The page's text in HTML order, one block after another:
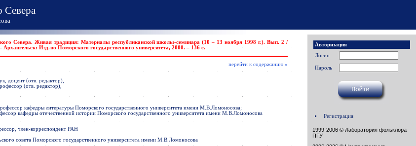
Севера
Севера. Живая традиция: Материалы республиканской школы-семинара (10 – 13 ноября 1998 г.). Вып. 2 /
Изд-во Поморского государственного университета, 2000. – 136 с.
перейти к содержанию »
доцент (отв. редактор),
(отв. редактор),
кафедры литературы Поморского государственного университета имени М.В.Ломоносова;
кафедры отечественной истории Поморского государственного университета имени М.В.Ломоносова
член-корреспондент РАН
совета Поморского государственного университета имени М.В.Ломоносова
Авторизация
Логин
Пароль
Регистрация
1999-2006 © Лаборатория фольклора
ПГУ